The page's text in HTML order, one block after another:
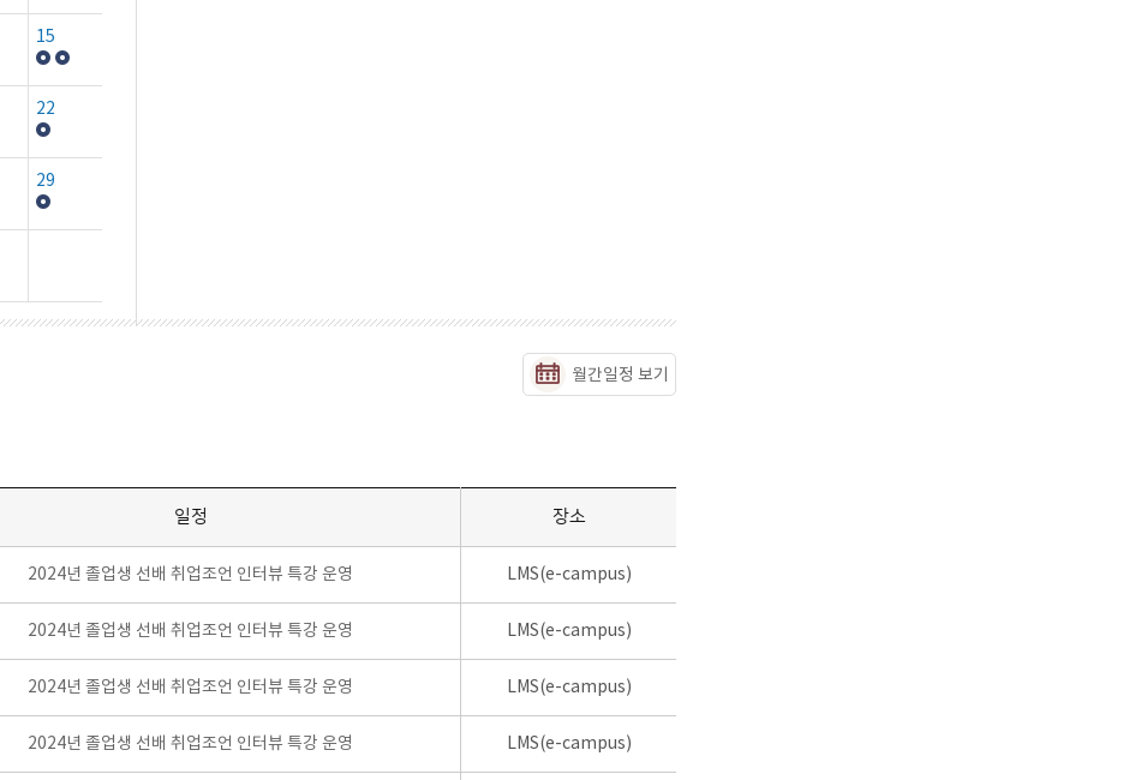
15
22
29
월간일정 보기
일정 장소
2024년 졸업생 선배 취업조언 인터뷰 특강 운영 LMS(e-campus)
2024년 졸업생 선배 취업조언 인터뷰 특강 운영 LMS(e-campus)
2024년 졸업생 선배 취업조언 인터뷰 특강 운영 LMS(e-campus)
2024년 졸업생 선배 취업조언 인터뷰 특강 운영 LMS(e-campus)